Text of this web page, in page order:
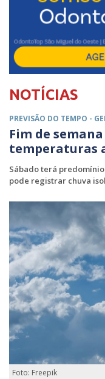
NOTÍCIAS
PREVISÃO DO TEMPO -
Fim de
temperaturas
Sábado terá
pode registrar chuva
Foto: Freepik